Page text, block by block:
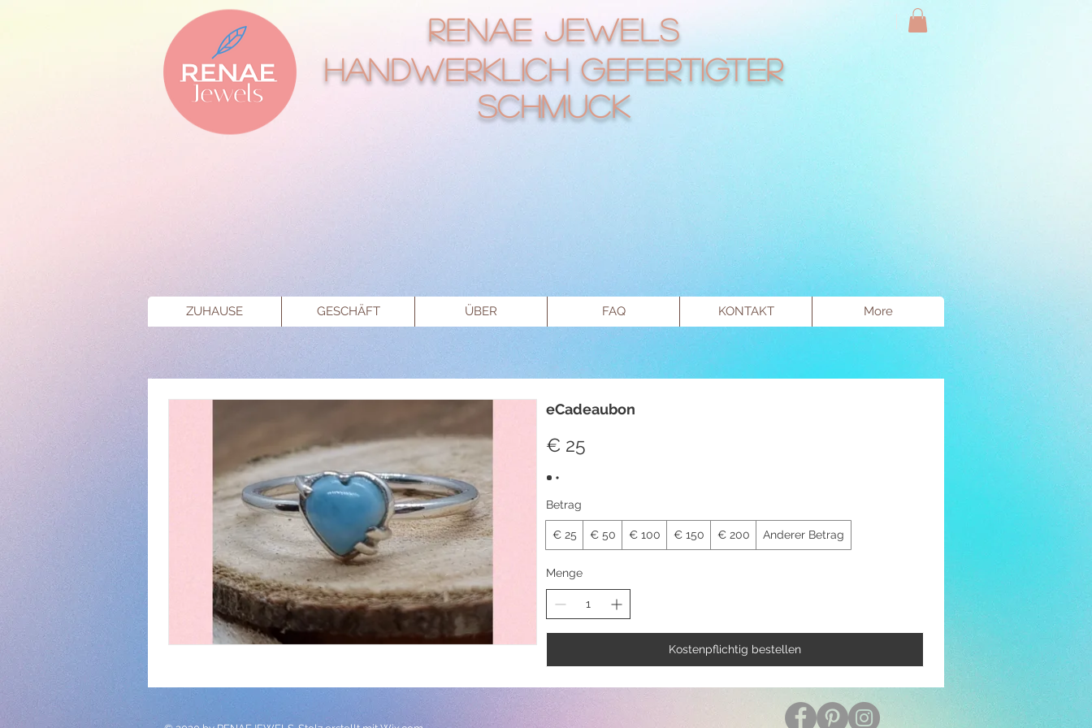
RENAE Jewels
Handwerklich gefertigter
Schmuck
ZUHAUSE GESCHÄFT ÜBER FAQ KONTAKT More
eCadeaubon
€ 25
Betrag
€ 25 € 50 € 100 € 150 € 200 Anderer Betrag
Menge
Kostenpflichtig bestellen